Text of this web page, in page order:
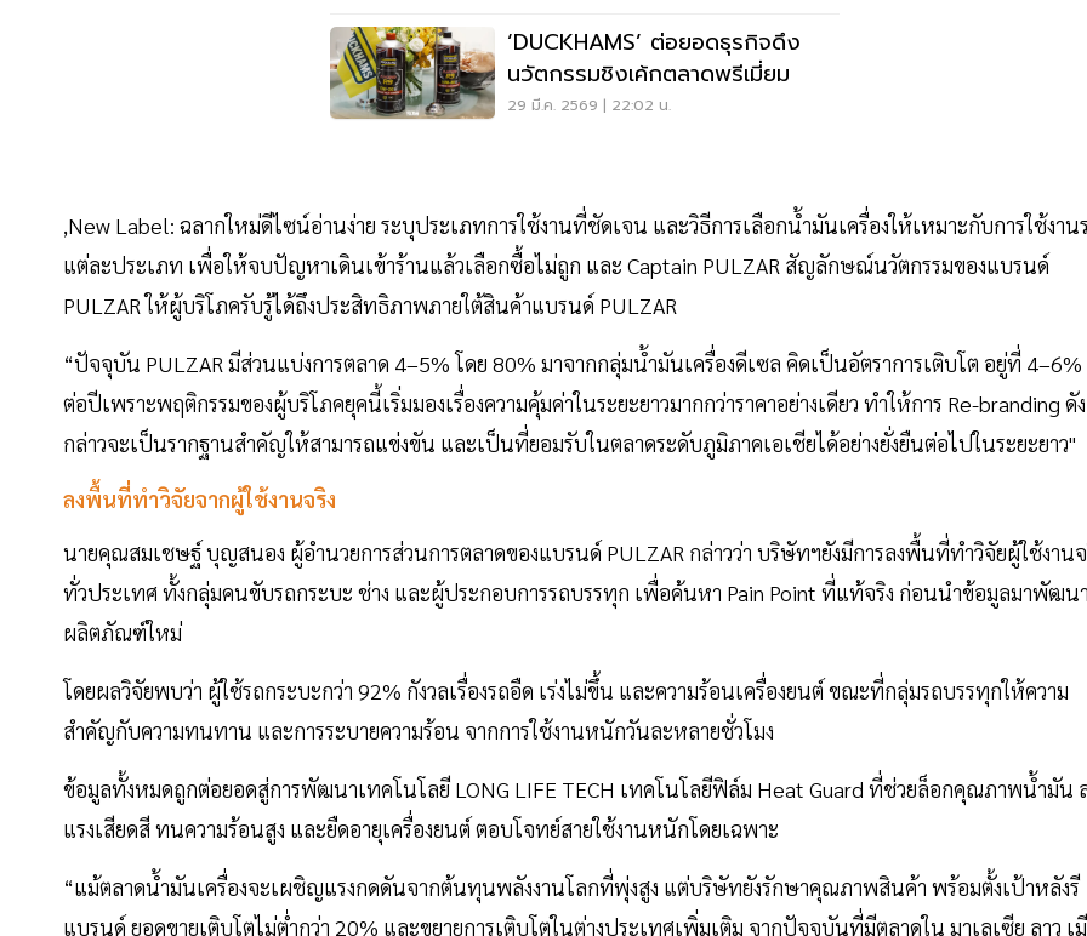
‘DUCKHAMS’ ต่อยอดธุรกิจดึง
นวัตกรรมชิงเค้กตลาดพรีเมี่ยม
29 มี.ค. 2569 | 22:02 น.
,New Label: ฉลากใหม่ดีไซน์อ่านง่าย ระบุประเภทการใช้งานที่ชัดเจน และวิธีการเลือกน้ำมันเครื่องให้เหมาะกับการใช้งาน
แต่ละประเภท เพื่อให้จบปัญหาเดินเข้าร้านแล้วเลือกซื้อไม่ถูก และ Captain PULZAR สัญลักษณ์นวัตกรรมของแบรนด์
PULZAR ให้ผู้บริโภครับรู้ได้ถึงประสิทธิภาพภายใต้สินค้าแบรนด์ PULZAR
​“ปัจจุบัน PULZAR มีส่วนแบ่งการตลาด 4–5% โดย 80% มาจากกลุ่มน้ำมันเครื่องดีเซล คิดเป็นอัตราการเติบโต อยู่ที่ 4–6%
ต่อปีเพราะพฤติกรรมของผู้บริโภคยุคนี้เริ่มมองเรื่องความคุ้มค่าในระยะยาวมากกว่าราคาอย่างเดียว ทำให้การ Re-branding ดัง
กล่าวจะเป็นรากฐานสำคัญให้สามารถแข่งขัน และเป็นที่ยอมรับในตลาดระดับภูมิภาคเอเชียได้อย่างยั่งยืนต่อไปในระยะยาว"
ลงพื้นที่ทำวิจัยจากผู้ใช้งานจริง
นายคุณสมเชษฐ์ บุญสนอง ผู้อำนวยการส่วนการตลาดของแบรนด์ PULZAR กล่าวว่า บริษัทฯยังมีการลงพื้นที่ทำวิจัยผู้ใช้งานจ
ทั่วประเทศ ทั้งกลุ่มคนขับรถกระบะ ช่าง และผู้ประกอบการรถบรรทุก เพื่อค้นหา Pain Point ที่แท้จริง ก่อนนำข้อมูลมาพัฒน
ผลิตภัณฑ์ใหม่
โดยผลวิจัยพบว่า ผู้ใช้รถกระบะกว่า 92% กังวลเรื่องรถอืด เร่งไม่ขึ้น และความร้อนเครื่องยนต์ ขณะที่กลุ่มรถบรรทุกให้ความ
สำคัญกับความทนทาน และการระบายความร้อน จากการใช้งานหนักวันละหลายชั่วโมง
ข้อมูลทั้งหมดถูกต่อยอดสู่การพัฒนาเทคโนโลยี LONG LIFE TECH เทคโนโลยีฟิล์ม Heat Guard ที่ช่วยล็อกคุณภาพน้ำมัน
แรงเสียดสี ทนความร้อนสูง และยืดอายุเครื่องยนต์ ตอบโจทย์สายใช้งานหนักโดยเฉพาะ
“แม้ตลาดน้ำมันเครื่องจะเผชิญแรงกดดันจากต้นทุนพลังงานโลกที่พุ่งสูง แต่บริษัทยังรักษาคุณภาพสินค้า พร้อมตั้งเป้าหลังรี
แบรนด์ ยอดขายเติบโตไม่ต่ำกว่า 20% และขยายการเติบโตในต่างประเทศเพิ่มเติม จากปัจจุบันที่มีตลาดใน มาเลเซีย ลาว เ